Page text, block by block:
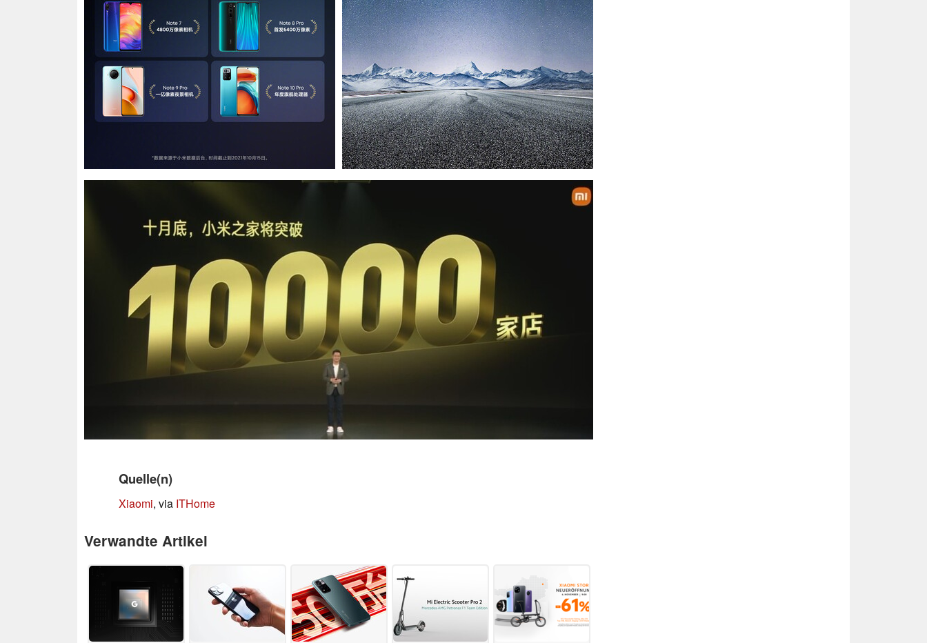
Quelle(n)
Xiaomi, via ITHome
Verwandte Artikel